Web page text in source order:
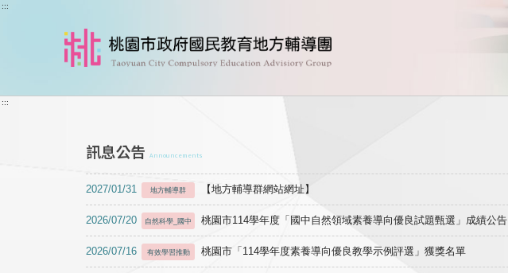
跳到主要內容
:::
:::
訊息公告 Announcements
2027/01/31 地方輔導群 【地方輔導群網站網址】
2026/07/20 自然科學_國中 桃園市114學年度「國中自然領域素養導向優良試題甄選」成績公告
2026/07/16 有效學習推動 桃園市「114學年度素養導向優良教學示例評選」獲獎名單